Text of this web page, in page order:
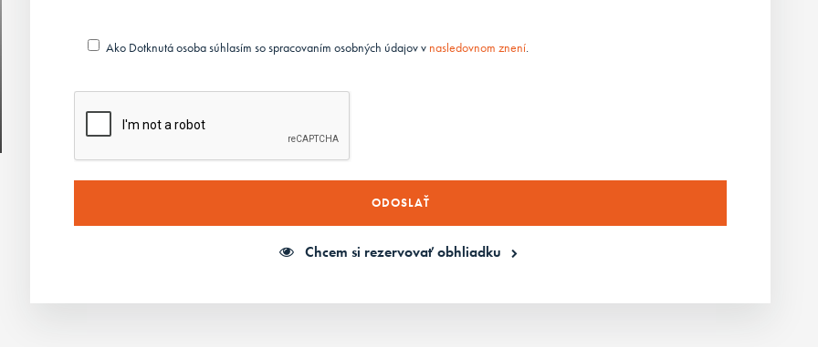
Ako Dotknutá osoba súhlasím so spracovaním osobných údajov v nasledovnom znení.
Chcem si rezervovať obhliadku